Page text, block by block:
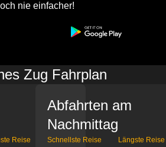
nie einfacher!
Zug Fahrplan
Reise
Abfahrten am
Nachmittag
Schnellste Reise Längste Reise